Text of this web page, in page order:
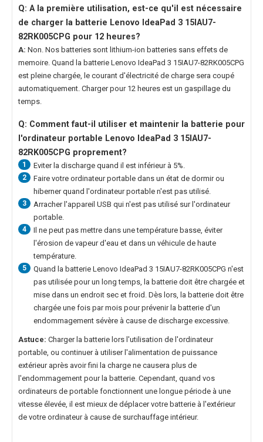
Q: A la première utilisation, est-ce qu'il est nécessaire
de charger la batterie Lenovo IdeaPad 3 15IAU7-
82RK005CPG pour 12 heures?
A: Non. Nos batteries sont lithium-ion batteries sans effets de
memoire. Quand la batterie Lenovo IdeaPad 3 15IAU7-82RK005CPG
est pleine chargée, le courant d'électricité de charge sera coupé
automatiquement. Charger pour 12 heures est un gaspillage du
temps.
Q: Comment faut-il utiliser et maintenir la batterie pour
l'ordinateur portable Lenovo IdeaPad 3 15IAU7-
82RK005CPG proprement?
1 Eviter la discharge quand il est inférieur à 5%.
2
Faire votre ordinateur portable dans un état de dormir ou
hiberner quand l'ordinateur portable n'est pas utilisé.
3
Arracher l'appareil USB qui n'est pas utilisé sur l'ordinateur
portable.
4
Il ne peut pas mettre dans une température basse, éviter
l'érosion de vapeur d'eau et dans un véhicule de haute
température.
5 Quand la batterie Lenovo IdeaPad 3 15IAU7-82RK005CPG n'est
pas utilisée pour un long temps, la batterie doit être chargée et
mise dans un endroit sec et froid. Dès lors, la batterie doit être
chargée une fois par mois pour prévenir la batterie d'un
endommagement sévère à cause de discharge excessive.
Astuce: Charger la batterie lors l'utilisation de l'ordinateur
portable, ou continuer à utiliser l'alimentation de puissance
extérieur après avoir fini la charge ne causera plus de
l'endommagement pour la batterie. Cependant, quand vos
ordinateurs de portable fonctionnent une longue période à une
vitesse élevée, il est mieux de déplacer votre batterie à l'extérieur
de votre ordinateur à cause de surchauffage intérieur.